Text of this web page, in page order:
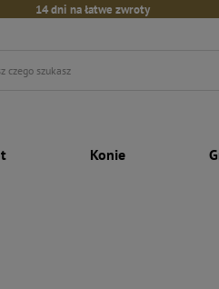
14 dni na łatwe zwroty
Konie